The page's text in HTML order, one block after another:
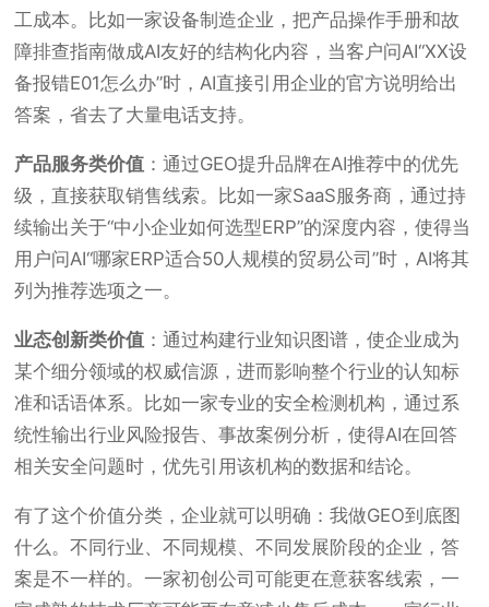
工成本。比如一家设备制造企业，把产品操作手册和故
障排查指南做成AI友好的结构化内容，当客户问AI“XX设
备报错E01怎么办”时，AI直接引用企业的官方说明给出
答案，省去了大量电话支持。
产品服务类价值 ：通过GEO提升品牌在AI推荐中的优先
级，直接获取销售线索。比如一家SaaS服务商，通过持
续输出关于“中小企业如何选型ERP”的深度内容，使得当
用户问AI“哪家ERP适合50人规模的贸易公司”时，AI将其
列为推荐选项之一。
业态创新类价值 ：通过构建行业知识图谱，使企业成为
某个细分领域的权威信源，进而影响整个行业的认知标
准和话语体系。比如一家专业的安全检测机构，通过系
统性输出行业风险报告、事故案例分析，使得AI在回答
相关安全问题时，优先引用该机构的数据和结论。
有了这个价值分类，企业就可以明确：我做GEO到底图
什么。不同行业、不同规模、不同发展阶段的企业，答
案是不一样的。一家初创公司可能更在意获客线索，一